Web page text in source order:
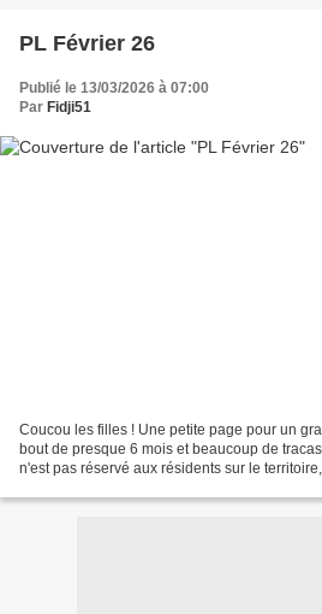
PL Février 26
Publié le 13/03/2026 à 07:00
Par Fidji51
Coucou les filles ! Une petite page pour un
bout de presque 6 mois et beaucoup de
n'est pas réservé aux résidents sur le